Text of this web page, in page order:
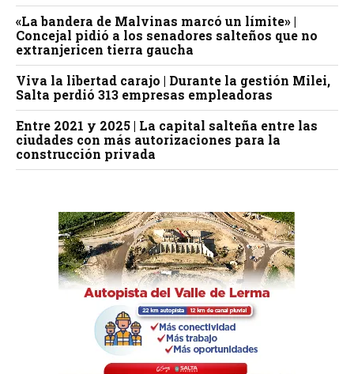
«La bandera de Malvinas marcó un límite» |
Concejal pidió a los senadores salteños que no
extranjericen tierra gaucha
Viva la libertad carajo | Durante la gestión Milei,
Salta perdió 313 empresas empleadoras
Entre 2021 y 2025 | La capital salteña entre las
ciudades con más autorizaciones para la
construcción privada